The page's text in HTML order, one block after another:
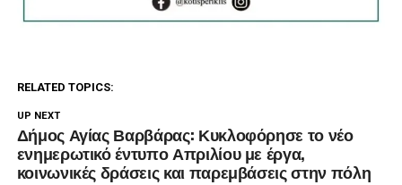
RELATED TOPICS:
UP NEXT
Δήμος Αγίας Βαρβάρας: Κυκλοφόρησε το νέο
ενημερωτικό έντυπο Απριλίου με έργα,
κοινωνικές δράσεις και παρεμβάσεις στην πόλη